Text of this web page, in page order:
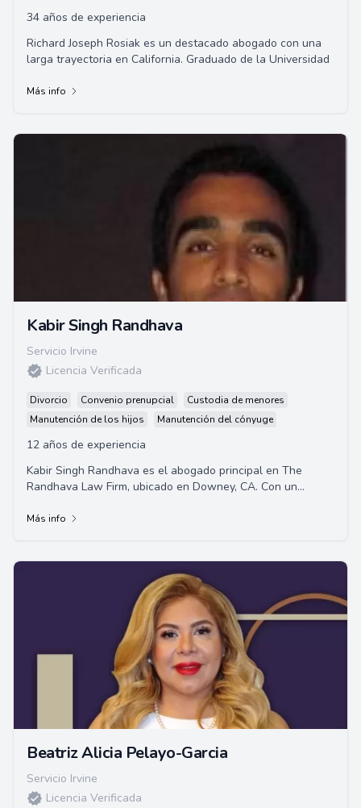
34 años de experiencia
Richard Joseph Rosiak es un destacado abogado con una
larga trayectoria en California. Graduado de la Universidad
Más info
Kabir Singh Randhava
Servicio Irvine
Licencia Verificada
Divorcio Convenio prenupcial
Custodia de menores
Manutención de los hijos
Manutención del cónyuge
12 años de experiencia
Kabir Singh Randhava es el abogado principal en The
Randhava Law Firm, ubicado en Downey, CA. Con un
derecho de familia.
Más info
Beatriz Alicia Pelayo-Garcia
Servicio Irvine
Licencia Verificada